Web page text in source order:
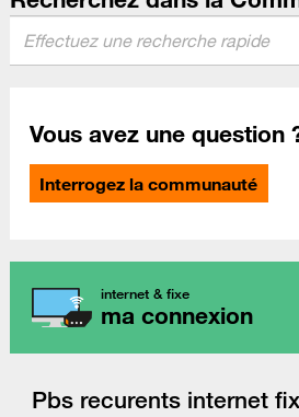
Vous avez une question
Interrogez la communauté
internet & fixe
ma connexion
Pbs recurents internet